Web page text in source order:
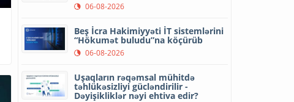
06-08-2026
Beş İcra Hakimiyyəti İT sistemlərini
“Hökumət buludu”na köçürüb
06-08-2026
Uşaqların rəqəmsal mühitdə
təhlükəsizliyi gücləndirilir -
Dəyişikliklər nəyi ehtiva edir?